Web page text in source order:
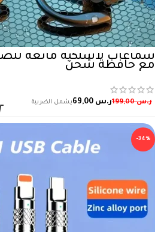
سماعات لاسلكية مانعة
مع حافظة شحن
ر.س199,00 ر.س
-34%